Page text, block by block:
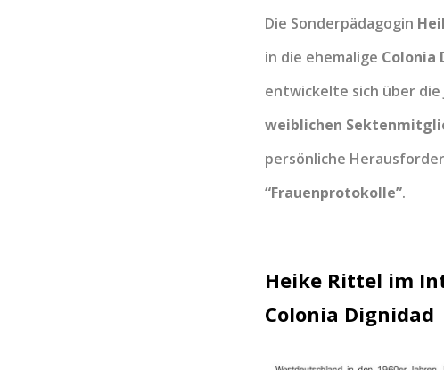
Die Sonderpädagogin
in die ehemalige Colonia
entwickelte sich über die
weiblichen
persönliche
“Frauenprotokolle”.
Heike Rittel im
Colonia Dignidad